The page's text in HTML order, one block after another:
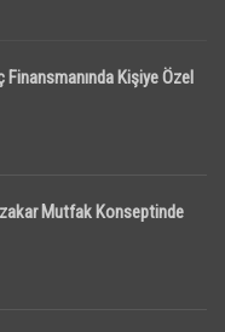
Finansmanında Kişiye Özel
Mutfak Konseptinde